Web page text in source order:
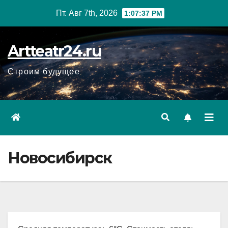
Пт. Авг 7th, 2026 1:07:38 PM
Artteatr24.ru
Строим будущее
Новосибирск